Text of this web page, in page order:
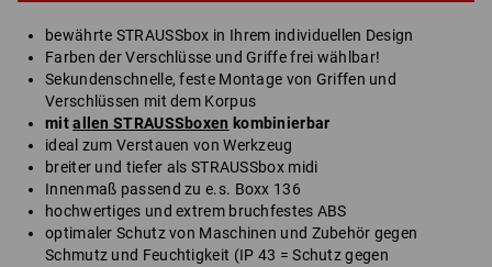
bewährte STRAUSSbox in Ihrem individuellen Design
Farben der Verschlüsse und Griffe frei wählbar!
Sekundenschnelle, feste Montage von Griffen und
Verschlüssen mit dem Korpus
mitallen STRAUSSboxen kombinierbar
ideal zum Verstauen von Werkzeug
breiter und tiefer als STRAUSSbox midi
Innenmaß passend zu e.s. Boxx 136
hochwertiges und extrem bruchfestes ABS
optimaler Schutz von Maschinen und Zubehör gegen
Schmutz und Feuchtigkeit (IP 43 = Schutz gegen